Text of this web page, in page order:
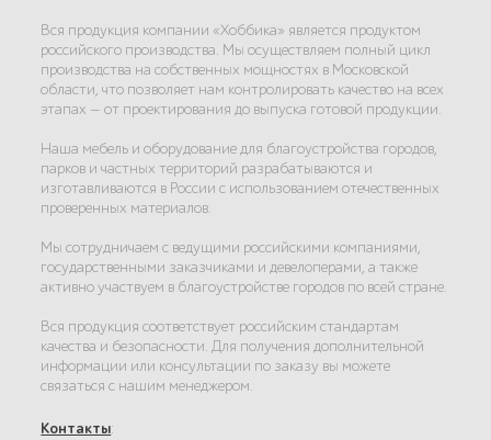
Вся продукция компании «Хоббика» является продуктом
российского производства. Мы осуществляем полный цикл
производства на собственных мощностях в Московской
области, что позволяет нам контролировать качество на всех
этапах — от проектирования до выпуска готовой продукции.
Наша мебель и оборудование для благоустройства городов,
парков и частных территорий разрабатываются и
изготавливаются в России с использованием отечественных
проверенных материалов.
Мы сотрудничаем с ведущими российскими компаниями,
государственными заказчиками и девелоперами, а также
активно участвуем в благоустройстве городов по всей стране.
Вся продукция соответствует российским стандартам
качества и безопасности. Для получения дополнительной
информации или консультации по заказу вы можете
связаться с нашим менеджером.
Контакты: